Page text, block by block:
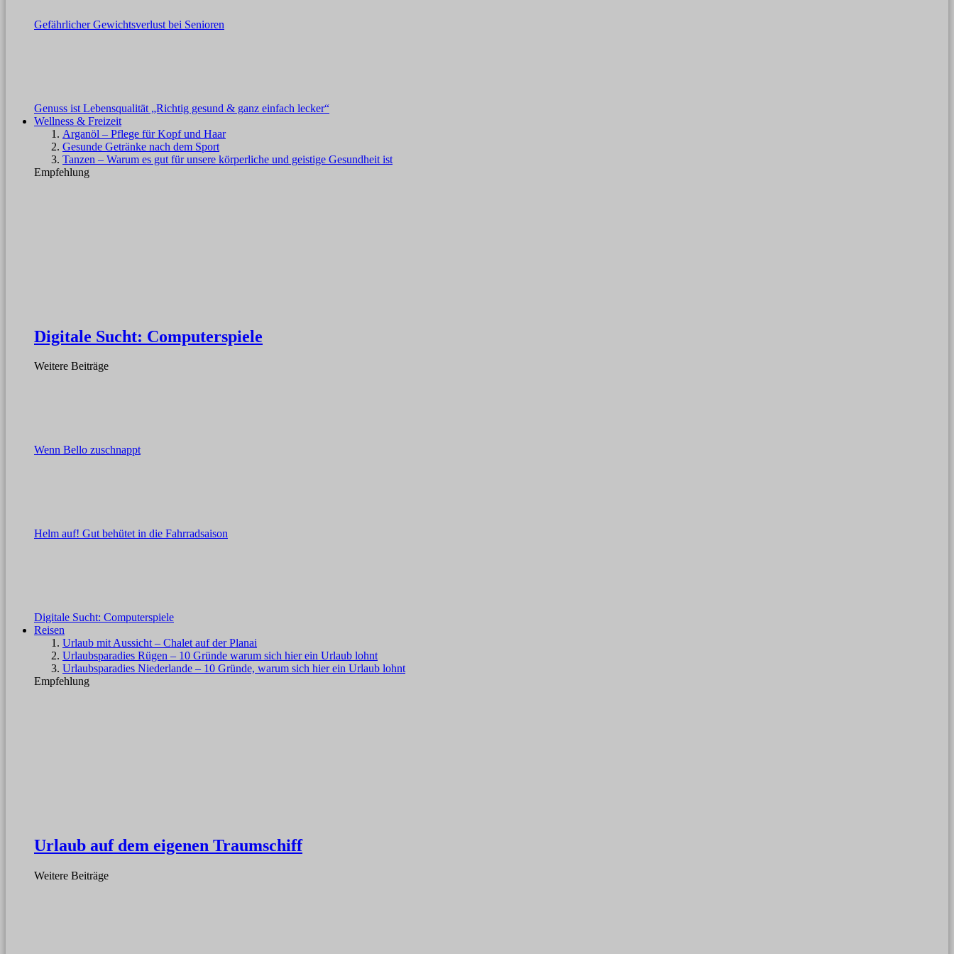
Gefährlicher Gewichtsverlust bei Senioren
Genuss ist Lebensqualität „Richtig gesund & ganz einfach lecker“
Wellness & Freizeit
Arganöl – Pflege für Kopf und Haar
Gesunde Getränke nach dem Sport
Tanzen – Warum es gut für unsere körperliche und geistige Gesundheit ist
Empfehlung
Digitale Sucht: Computerspiele
Weitere Beiträge
Wenn Bello zuschnappt
Helm auf! Gut behütet in die Fahrradsaison
Digitale Sucht: Computerspiele
Reisen
Urlaub mit Aussicht – Chalet auf der Planai
Urlaubsparadies Rügen – 10 Gründe warum sich hier ein Urlaub lohnt
Urlaubsparadies Niederlande – 10 Gründe, warum sich hier ein Urlaub lohnt
Empfehlung
Urlaub auf dem eigenen Traumschiff
Weitere Beiträge